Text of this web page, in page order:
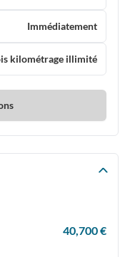
Immédiatement
kilométrage illimité
40,700 €